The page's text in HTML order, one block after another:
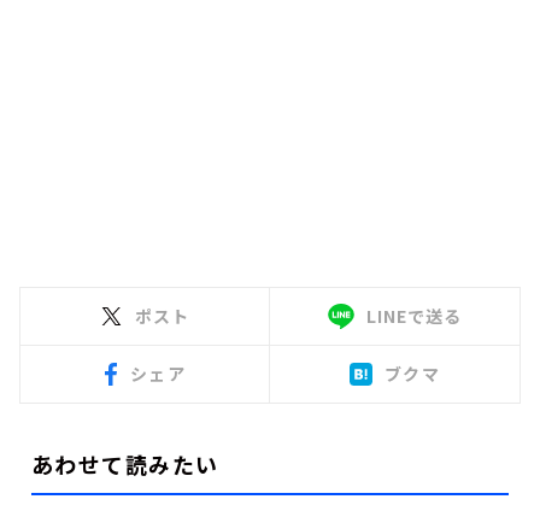
ポスト LINEで送る
シェア ブクマ
あわせて読みたい